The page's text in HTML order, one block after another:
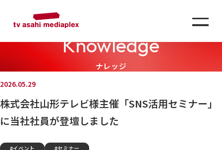
Knowledge
ナレッジ
2026.05.29
株式会社山形テレビ様主催「SNS活用セミナー」
に当社社員が登壇しました
イベント セミナー